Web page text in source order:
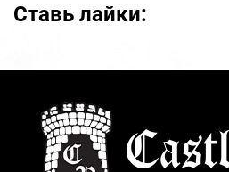
Ставь лайки: